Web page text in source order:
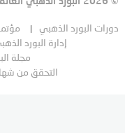
دورات البورد الذهبي
إدارة البورد
مجلة
التحقق من